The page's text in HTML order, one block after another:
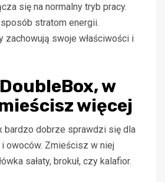
się na normalny tryb pracy.
stratom energii.
zachowują swoje właściwości i
w
więcej
bardzo dobrze sprawdzi się dla
owoców. Zmieścisz w niej
sałaty, brokuł, czy kalafior.